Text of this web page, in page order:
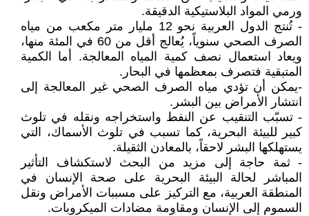
ورمي المواد البلاستيكية الدقيقة.
- تُنتج الدول العربية نحو 12 مليار متر مكعب من مياه
الصرف الصحي سنوياً، يُعالج أقل من 60 في المئة منها،
ويعاد استعمال نصف كمية المياه المعالجة. أما الكمية
المتبقية فتصرف بمعظمها في البحار.
-يمكن أن تؤدي مياه الصرف الصحي غير المعالجة إلى
انتشار الأمراض بين البشر.
- تسبّب التنقيب عن النفط واستخراجه ونقله في تلوث
كبير للبيئة البحرية، كما تسبب في تلوث الأسماك، التي
يستهلكها البشر لاحقاً، بالمعادن الثقيلة.
- ثمة حاجة إلى مزيد من البحث لاستكشاف التأثير
المباشر لحالة البيئة البحرية على صحة الإنسان في
المنطقة العربية، مع التركيز على مسببات الأمراض ونقل
السموم إلى الإنسان ومقاومة مضادات الميكروبات.